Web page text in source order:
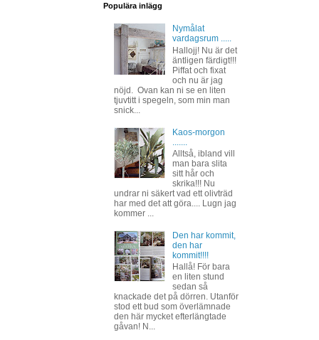
Populära inlägg
Nymålat
vardagsrum .....
Hallojj! Nu är det
äntligen färdigt!!!
Piffat och fixat
och nu är jag
nöjd. Ovan kan ni se en liten
tjuvtitt i spegeln, som min man
snick...
Kaos-morgon
Alltså, ibland vill
man bara slita
sitt hår och
skrika!!! Nu
undrar ni säkert vad ett olivträd
har med det att göra.... Lugn jag
kommer ...
Den har kommit,
den har
kommit!!!!
Hallå! För bara
en liten stund
sedan så
knackade det på dörren. Utanför
stod ett bud som överlämnade
den här mycket efterlängtade
gåvan! N...